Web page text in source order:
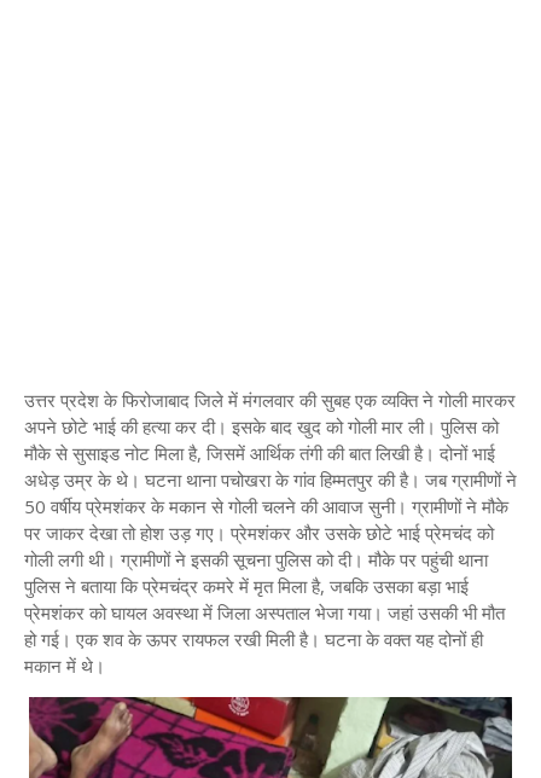
उत्तर प्रदेश के फिरोजाबाद जिले में मंगलवार की सुबह एक व्यक्ति ने गोली मारकर
अपने छोटे भाई की हत्या कर दी। इसके बाद खुद को गोली मार ली। पुलिस को
मौके से सुसाइड नोट मिला है, जिसमें आर्थिक तंगी की बात लिखी है। दोनों भाई
अधेड़ उम्र के थे। घटना थाना पचोखरा के गांव हिम्मतपुर की है। जब ग्रामीणों ने
50 वर्षीय प्रेमशंकर के मकान से गोली चलने की आवाज सुनी। ग्रामीणों ने मौके
पर जाकर देखा तो होश उड़ गए। प्रेमशंकर और उसके छोटे भाई प्रेमचंद को
गोली लगी थी। ग्रामीणों ने इसकी सूचना पुलिस को दी। मौके पर पहुंची थाना
पुलिस ने बताया कि प्रेमचंद्र कमरे में मृत मिला है, जबकि उसका बड़ा भाई
प्रेमशंकर को घायल अवस्था में जिला अस्पताल भेजा गया। जहां उसकी भी मौत
हो गई। एक शव के ऊपर रायफल रखी मिली है। घटना के वक्त यह दोनों ही
मकान में थे।